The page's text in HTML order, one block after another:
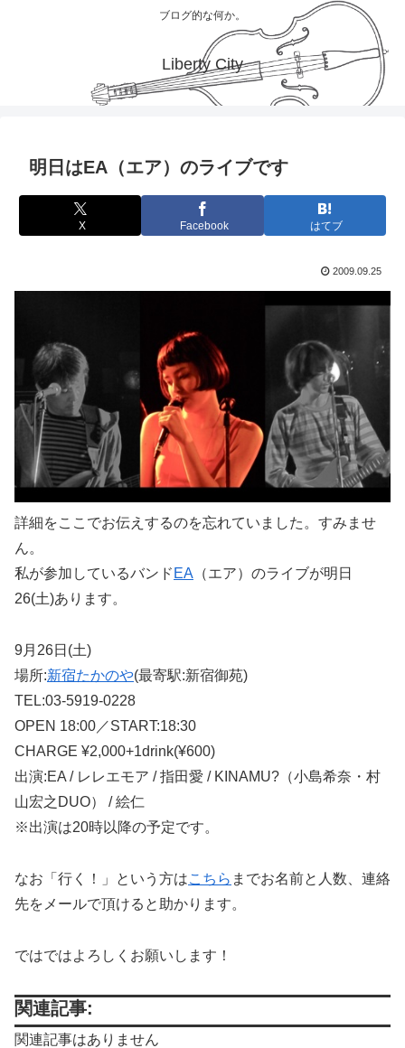
ブログ的な何か。
Liberty City
明日はEA（エア）のライブです
X Facebook はてブ
2009.09.25
詳細をここでお伝えするのを忘れていました。すみませ
ん。
私が参加しているバンド EA （エア）のライブが明日
26(土)あります。
9月26日(土)
場所:新宿たかのや(最寄駅:新宿御苑)
TEL:03-5919-0228
OPEN 18:00／START:18:30
CHARGE ¥2,000+1drink(¥600)
出演:EA / レレエモア / 指田愛 / KINAMU?（小島希奈・村
山宏之DUO） / 絵仁
※出演は20時以降の予定です。
なお「行く！」という方はこちら までお名前と人数、連絡
先をメールで頂けると助かります。
ではではよろしくお願いします！
関連記事:
関連記事はありません